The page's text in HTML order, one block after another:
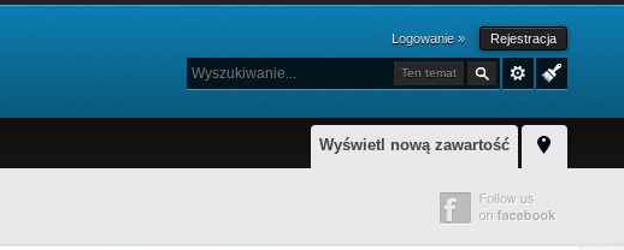
Logowanie » Rejestracja
Ten temat
Wyświetl nową zawartość